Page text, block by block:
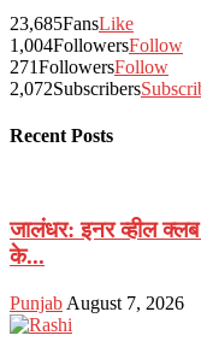
23,685FansLike
1,004FollowersFollow
271FollowersFollow
2,072Subscribers
Recent Posts
जालंधर: इनर व्हील
के...
Punjab August 7, 2026